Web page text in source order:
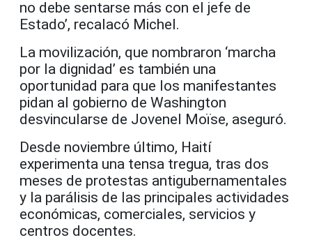
no debe sentarse más con el jefe de
Estado’, recalacó Michel.
La movilización, que nombraron ‘marcha
por la dignidad’ es también una
oportunidad para que los manifestantes
pidan al gobierno de Washington
desvincularse de Jovenel Moïse, aseguró.
Desde noviembre último, Haití
experimenta una tensa tregua, tras dos
meses de protestas antigubernamentales
y la parálisis de las principales actividades
económicas, comerciales, servicios y
centros docentes.